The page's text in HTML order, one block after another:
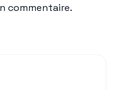
commentaire.